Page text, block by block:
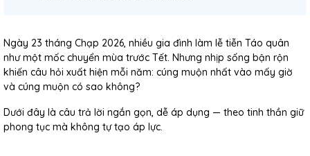
Ngày 23 tháng Chạp 2026, nhiều gia đình làm lễ tiễn Táo quân
như một mốc chuyển mùa trước Tết. Nhưng nhịp sống bận rộn
khiến câu hỏi xuất hiện mỗi năm: cúng muộn nhất vào mấy giờ
và cúng muộn có sao không?
Dưới đây là câu trả lời ngắn gọn, dễ áp dụng — theo tinh thần giữ
phong tục mà không tự tạo áp lực.